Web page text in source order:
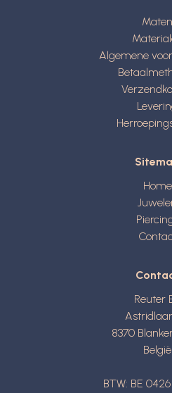
Maten
Algemene
Home
Reuter
8370
België
BTW: BE